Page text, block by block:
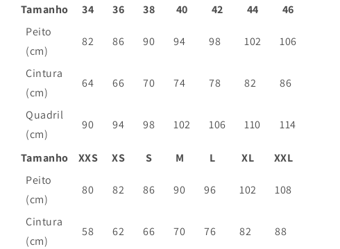
Tamanho 34 36 38 40 42 44
46
Peito
(cm)
82 86 90 94 98 102 106
Cintura
(cm)
64 66 70 74 78 82 86
Quadril
(cm)
90 94 98 102 106 110 114
Tamanho XXS XS S M L XL
XXL
Peito
(cm)
80 82 86 90 96 102 108
Cintura
(cm)
58 62 66 70 76 82 88